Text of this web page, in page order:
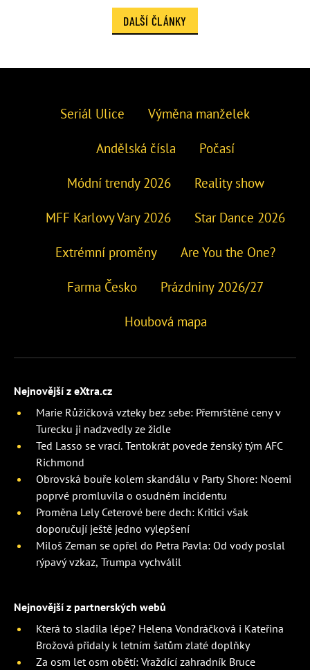
DALŠÍ ČLÁNKY
Seriál Ulice Výměna manželek
Andělská čísla Počasí
Módní trendy 2026 Reality show
MFF Karlovy Vary 2026 Star Dance 2026
Extrémní proměny Are You the One?
Farma Česko Prázdniny 2026/27
Houbová mapa
Nejnovější z eXtra.cz
Marie Růžičková vzteky bez sebe: Přemrštěné ceny v
Turecku ji nadzvedly ze židle
Ted Lasso se vrací. Tentokrát povede ženský tým AFC
Richmond
Obrovská bouře kolem skandálu v Party Shore: Noemi
poprvé promluvila o osudném incidentu
Proměna Lely Ceterové bere dech: Kritici však
doporučují ještě jedno vylepšení
Miloš Zeman se opřel do Petra Pavla: Od vody poslal
rýpavý vzkaz, Trumpa vychválil
Nejnovější z partnerských webů
Která to sladila lépe? Helena Vondráčková i Kateřina
Brožová přidaly k letním šatům zlaté doplňky
Za osm let osm obětí: Vraždící zahradník Bruce